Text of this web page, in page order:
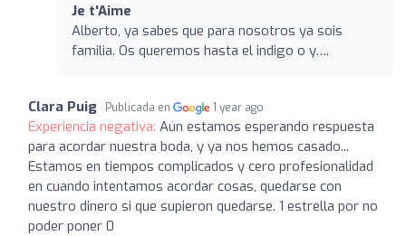
Je t'Aime
Alberto, ya sabes que para nosotros ya sois
familia. Os queremos hasta el indigo o y….
Clara Puig Publicada en 1 year ago
Experiencia negativa: Aún estamos esperando respuesta
para acordar nuestra boda, y ya nos hemos casado...
Estamos en tiempos complicados y cero profesionalidad
en cuando intentamos acordar cosas, quedarse con
nuestro dinero si que supieron quedarse. 1 estrella por no
poder poner 0